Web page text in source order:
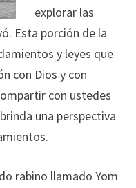
explorar las
Esta porción de la
y leyes que
con Dios y con
con ustedes
una perspectiva
rabino llamado Yom